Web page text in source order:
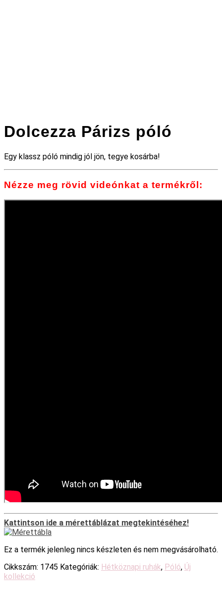
Dolcezza Párizs póló
Egy klassz póló mindig jól jön, tegye kosárba!
Nézze meg rövid videónkat a termékről:
Kattintson ide a mérettáblázat megtekintéséhez!
Ez a termék jelenleg nincs készleten és nem megvásárolható.
Cikkszám: 1745 Kategóriák: Hétköznapi ruhák, Póló, Új
kollekció